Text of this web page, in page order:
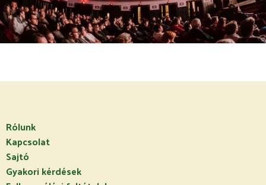
Rólunk
Kapcsolat
Sajtó
Gyakori kérdések